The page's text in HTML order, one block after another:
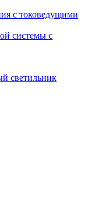
с токоведущими
системы с
светильник